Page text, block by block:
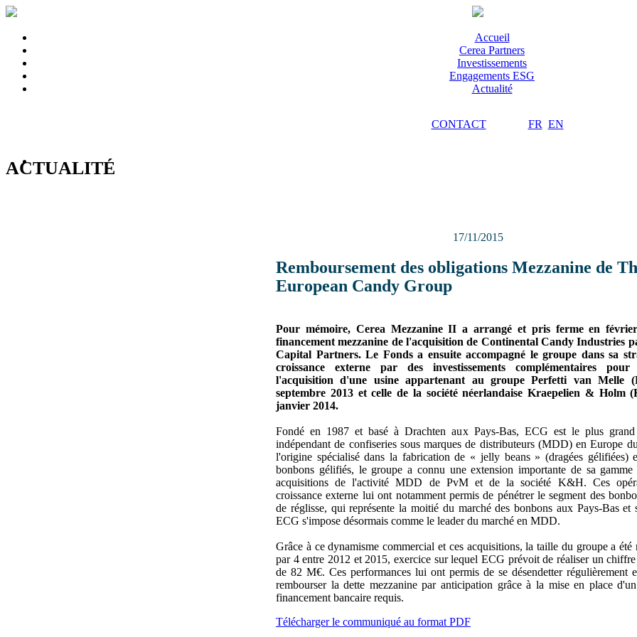
Accueil
Cerea Partners
Investissements
Engagements ESG
Actualité
CONTACT FR EN
ACTUALITÉ
17/11/2015
Remboursement des obligations Mezzanine de
European Candy Group
Pour mémoire, Cerea Mezzanine II a arrangé et pris ferme en
financement mezzanine de l'acquisition de Continental Candy Industries
Capital Partners. Le Fonds a ensuite accompagné le groupe dans sa
croissance externe par des investissements complémentaires pour
l'acquisition d'une usine appartenant au groupe Perfetti van Melle
septembre 2013 et celle de la société néerlandaise Kraepelien & Holm
janvier 2014.
Fondé en 1987 et basé à Drachten aux Pays-Bas, ECG est le plus grand
indépendant de confiseries sous marques de distributeurs (MDD) en Europe
l'origine spécialisé dans la fabrication de « jelly beans » (dragées gélifiées)
bonbons gélifiés, le groupe a connu une extension importante de sa gamme
acquisitions de l'activité MDD de PvM et de la société K&H. Ces
croissance externe lui ont notamment permis de pénétrer le segment des
de réglisse, qui représente la moitié du marché des bonbons aux Pays-Bas et
ECG s'impose désormais comme le leader du marché en MDD.
Grâce à ce dynamisme commercial et ces acquisitions, la taille du groupe a été
par 4 entre 2012 et 2015, exercice sur lequel ECG prévoit de réaliser un
de 82 M€. Ces performances lui ont permis de se désendetter régulièrement
rembourser la dette mezzanine par anticipation grâce à la mise en place
financement bancaire requis.
Télécharger le communiqué au format PDF